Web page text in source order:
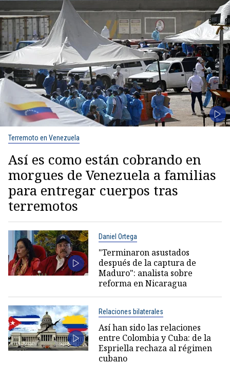
Terremoto en Venezuela
Así es como están cobrando en
morgues de Venezuela a familias
para entregar cuerpos tras
terremotos
Daniel Ortega
"Terminaron asustados
después de la captura de
Maduro": analista sobre
reforma en Nicaragua
Relaciones bilaterales
Así han sido las relaciones
entre Colombia y Cuba: de la
Espriella rechaza al régimen
cubano